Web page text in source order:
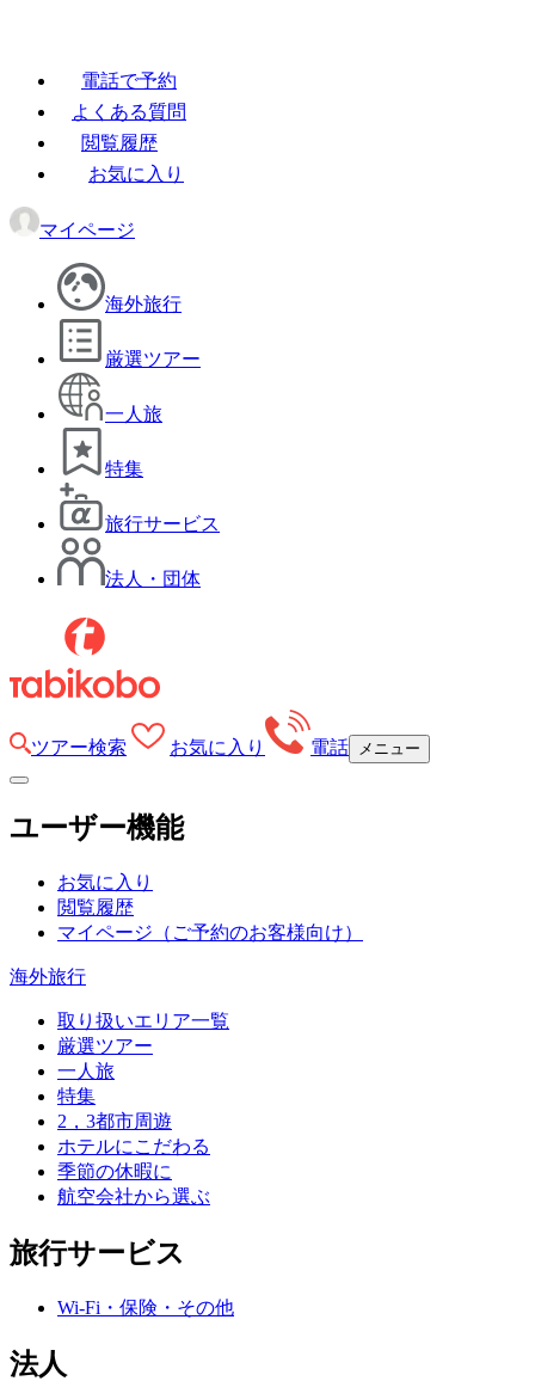
電話で予約
よくある質問
閲覧履歴
お気に入り
マイページ
海外旅行
厳選ツアー
一人旅
特集
旅行サービス
法人・団体
ツアー検索 お気に入り 電話 メニュー
ユーザー機能
お気に入り
閲覧履歴
マイページ （ご予約のお客様向け）
海外旅行
取り扱いエリア一覧
厳選ツアー
一人旅
特集
2，3都市周遊
ホテルにこだわる
季節の休暇に
航空会社から選ぶ
旅行サービス
Wi-Fi・保険・その他
法人